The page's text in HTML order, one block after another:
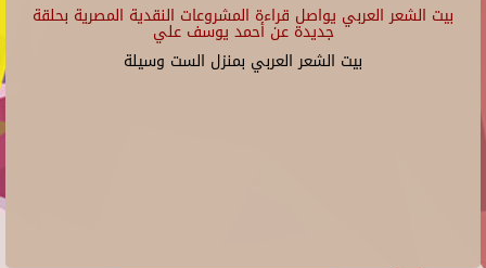
بيت الشعر العربي يواصل قراءة المشروعات النقدية المصرية بحلقة
جديدة عن أحمد يوسف علي
بيت الشعر العربي بمنزل الست وسيلة